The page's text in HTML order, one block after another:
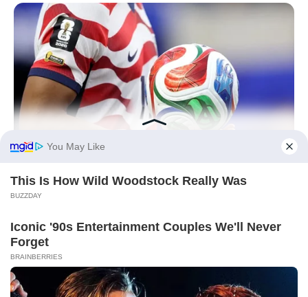
The Most Surprising Things About FIFA World Cup 2026